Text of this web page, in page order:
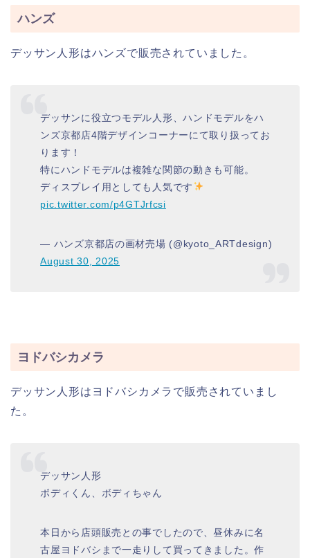
ハンズ
デッサン人形はハンズで販売されていました。
デッサンに役立つモデル人形、ハンドモデルをハ
ンズ京都店4階デザインコーナーにて取り扱ってお
ります！
特にハンドモデルは複雑な関節の動きも可能。
ディスプレイ用としても人気です
pic.twitter.com/p4GTJrfcsi
— ハンズ京都店の画材売場 (@kyoto_ARTdesign)
August 30, 2025
ヨドバシカメラ
デッサン人形はヨドバシカメラで販売されていまし
た。
デッサン人形
ボディくん、ボディちゃん
本日から店頭販売との事でしたので、昼休みに名
古屋ヨドバシまで一走りして買ってきました。作